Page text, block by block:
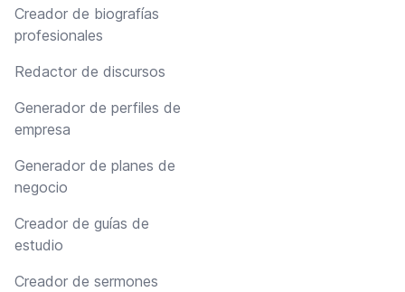
Creador de biografías
profesionales
Redactor de discursos
Generador de perfiles de
empresa
Generador de planes de
negocio
Creador de guías de
estudio
Creador de sermones